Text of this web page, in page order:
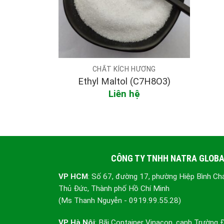
CHẤT KÍCH HƯƠNG
Ethyl Maltol (C7H8O3)
Liên hệ
CÔNG TY TNHH NATRA
VP HCM: Số 67, đường 17, phường Hiệp Bình
Thủ Đức, Thành phố Hồ Chí Minh
(Ms Thanh Nguyễn - 0919.99.55.28)